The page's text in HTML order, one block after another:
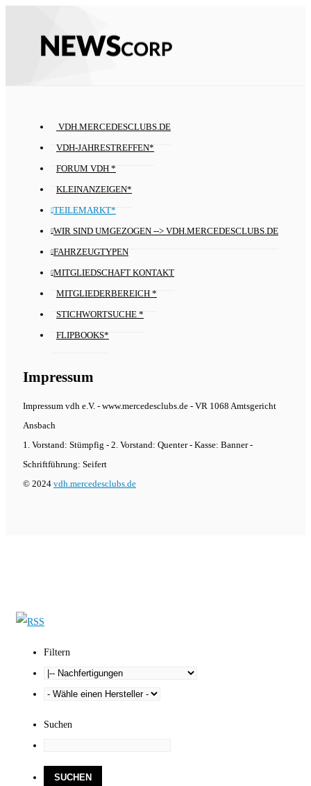
VDH.MERCEDESCLUBS.DE
VDH-JAHRESTREFFEN*
FORUM VDH *
KLEINANZEIGEN*
TEILEMARKT*
WIR SIND UMGEZOGEN --> VDH.MERCEDESCLUBS.DE
FAHRZEUGTYPEN
MITGLIEDSCHAFT KONTAKT
MITGLIEDERBEREICH *
STICHWORTSUCHE *
FLIPBOOKS*
Impressum
Impressum vdh e.V. - www.mercedesclubs.de - VR 1068 Amtsgericht
Ansbach
1. Vorstand: Stümpfig - 2. Vorstand: Quenter - Kasse: Banner -
Schriftführung: Seifert
© 2024 vdh.mercedesclubs.de
Filtern
Suchen